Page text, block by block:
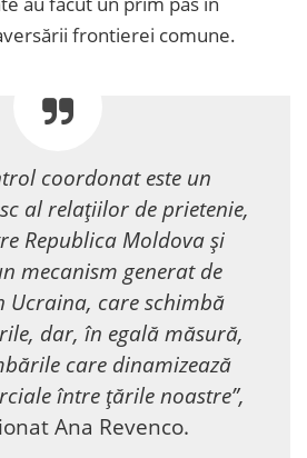
frontierei comune.
coordonat este un
al relațiilor de prietenie,
Republica Moldova și
mecanism generat de
Ucraina, care schimbă
dar, în egală măsură,
care dinamizează
între țările noastre”,
Ana Revenco.